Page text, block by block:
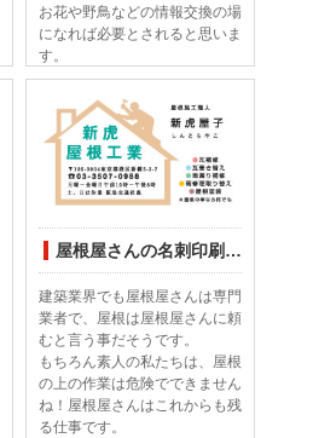
お花や野鳥などの情報交換の場
になれば必要とされると思いま
す。
屋根屋さんの名刺印刷デザインしてみました
建築業界でも屋根屋さんは専門
業者で、屋根は屋根屋さんに頼
むと言う事だそうです。
もちろん素人の私たちは、屋根
の上の作業は危険でできません
ね！屋根屋さんはこれからも残
る仕事です。